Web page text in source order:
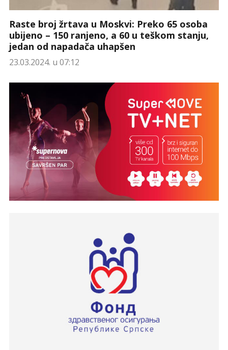
Raste broj žrtava u Moskvi: Preko 65 osoba
ubijeno – 150 ranjeno, a 60 u teškom stanju,
jedan od napadača uhapšen
23.03.2024. u 07:12